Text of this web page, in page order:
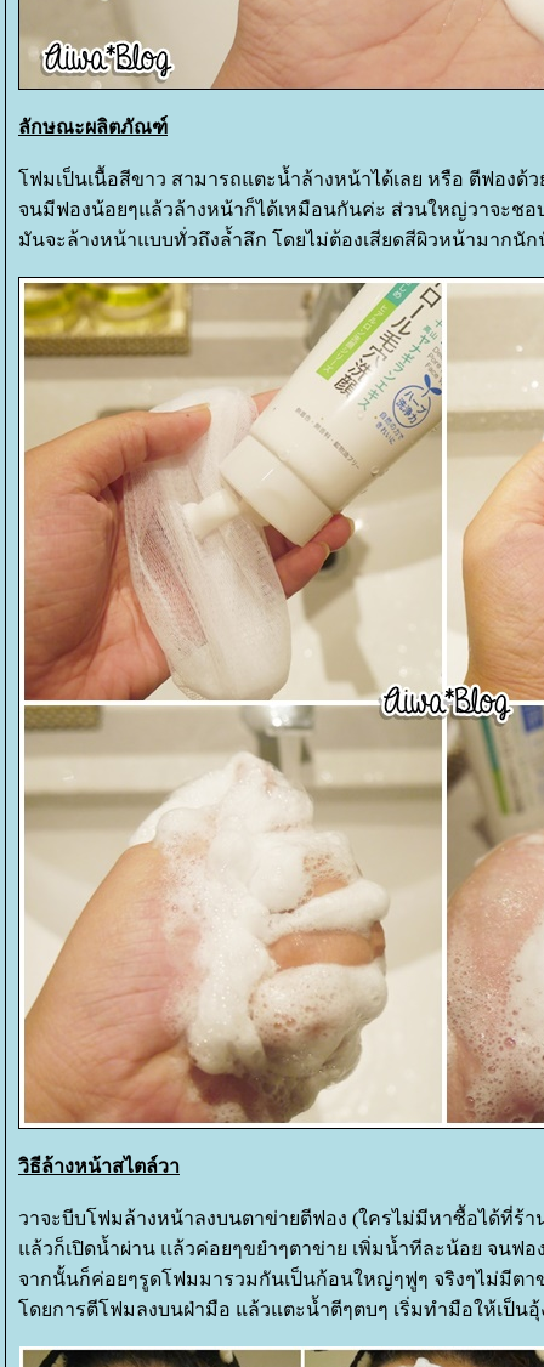
ลักษณะผลิตภัณฑ์
ฟมเป็นเนื้อสีขาว สามารถแตะน้ำล้างหน้าได้เลย หรือ ตีฟองด้
จนมีฟองน้อยๆแล้วล้างหน้าก็ได้เหมือนกันค่ะ ส่วนใหญ่วาจะช
มันจะล้างหน้าแบบทั่วถึงล้ำลึก โดยไม่ต้องเสียดสีผิวหน้ามากนัก
วิธีล้างหน้าสไตล์วา
วาจะบีบโฟมล้างหน้าลงบนตาข่ายตีฟอง (ใครไม่มีหาซื้อได้ที่ร้าน
ล้วก็เปิดน้ำผ่าน แล้วค่อยๆขยำๆตาข่าย เพิ่มน้ำทีละน้อย จนฟ
จากนั้นก็ค่อยๆรูดโฟมมารวมกันเป็นก้อนใหญ่ๆฟูๆ จริงๆไม่มีตา
ดยการตีโฟมลงบนฝ่ามือ แล้วแตะน้ำตีๆตบๆ เริ่มทำมือให้เป็น